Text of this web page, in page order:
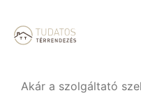
Akár a szolgáltató